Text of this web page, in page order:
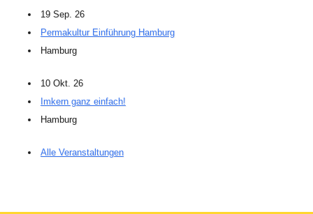
19 Sep. 26
Permakultur Einführung Hamburg
Hamburg
10 Okt. 26
Imkern ganz einfach!
Hamburg
Alle Veranstaltungen